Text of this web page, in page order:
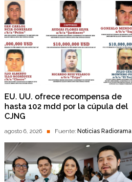
EU. UU. ofrece recompensa de
hasta 102 mdd por la cúpula del
CJNG
agosto 6, 2026 Fuente: Noticias Radiorama